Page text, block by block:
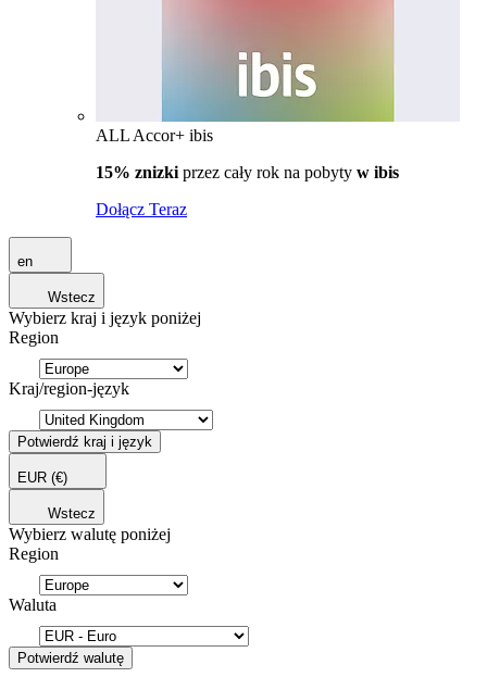
ALL Accor+ ibis
15% znizki przez cały rok na pobyty w ibis
Dołącz Teraz
en
Wstecz
Wybierz kraj i język poniżej
Region
Kraj/region-język
Potwierdź kraj i język
EUR (€)
Wstecz
Wybierz walutę poniżej
Region
Waluta
Potwierdź walutę